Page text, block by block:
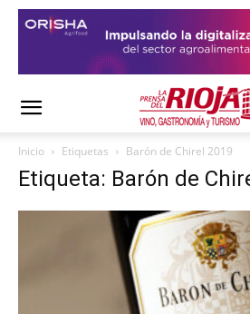
Inicio Etiquetas Barón de Chirel 2019
Etiqueta: Barón de